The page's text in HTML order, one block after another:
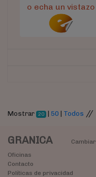
o echa un vistazo
Mostrar 20 | 50 Todos //
GRANICA
Cambiar
Oficinas
Contacto
Políticas de privacidad